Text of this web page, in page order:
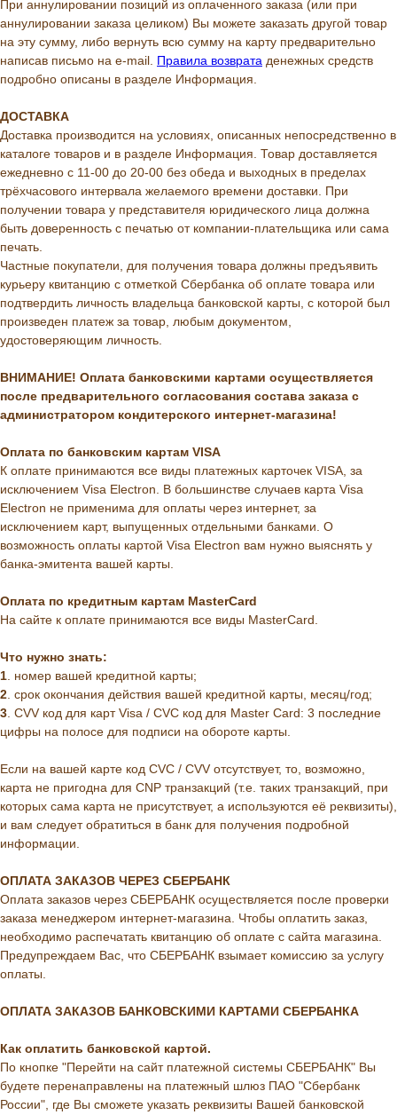
При аннулировании позиций из оплаченного заказа (или при
аннулировании заказа целиком) Вы можете заказать другой товар
на эту сумму, либо вернуть всю сумму на карту предварительно
написав письмо на e-mail. Правила возврата денежных средств
подробно описаны в разделе Информация.
ДОСТАВКА
Доставка производится на условиях, описанных непосредственно в
каталоге товаров и в разделе Информация. Товар доставляется
ежедневно с 11-00 до 20-00 без обеда и выходных в пределах
трёхчасового интервала желаемого времени доставки. При
получении товара у представителя юридического лица должна
быть доверенность с печатью от компании-плательщика или сама
печать.
Частные покупатели, для получения товара должны предъявить
курьеру квитанцию с отметкой Сбербанка об оплате товара или
подтвердить личность владельца банковской карты, с которой был
произведен платеж за товар, любым документом,
удостоверяющим личность.
ВНИМАНИЕ! Оплата банковскими картами осуществляется
после предварительного согласования состава заказа с
администратором кондитерского интернет-магазина!
Оплата по банковским картам VISA
К оплате принимаются все виды платежных карточек VISA, за
исключением Visa Electron. В большинстве случаев карта Visa
Electron не применима для оплаты через интернет, за
исключением карт, выпущенных отдельными банками. О
возможность оплаты картой Visa Electron вам нужно выяснять у
банка-эмитента вашей карты.
Оплата по кредитным картам MasterCard
На сайте к оплате принимаются все виды MasterCard.
Что нужно знать:
1. номер вашей кредитной карты;
2. cрок окончания действия вашей кредитной карты, месяц/год;
3. CVV код для карт Visa / CVC код для Master Card: 3 последние
цифры на полосе для подписи на обороте карты.
Если на вашей карте код CVC / CVV отсутствует, то, возможно,
карта не пригодна для CNP транзакций (т.е. таких транзакций, при
которых сама карта не присутствует, а используются её реквизиты),
и вам следует обратиться в банк для получения подробной
информации.
ОПЛАТА ЗАКАЗОВ ЧЕРЕЗ СБЕРБАНК
Оплата заказов через СБЕРБАНК осуществляется после проверки
заказа менеджером интернет-магазина. Чтобы оплатить заказ,
необходимо распечатать квитанцию об оплате с сайта магазина.
Предупреждаем Вас, что СБЕРБАНК взымает комиссию за услугу
оплаты.
ОПЛАТА ЗАКАЗОВ БАНКОВСКИМИ КАРТАМИ СБЕРБАНКА
Как оплатить банковской картой.
По кнопке "Перейти на сайт платежной системы СБЕРБАНК" Вы
будете перенаправлены на платежный шлюз ПАО "Сбербанк
России", где Вы сможете указать реквизиты Вашей банковской